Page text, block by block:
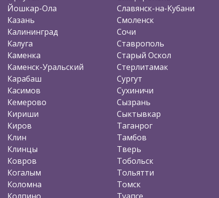
Йошкар-Ола
Казань
Калининград
Калуга
Каменка
Каменск-Уральский
Карабаш
Касимов
Кемерово
Кириши
Киров
Клин
Клинцы
Ковров
Когалым
Коломна
Колпино
Славянск-на-Кубани
Смоленск
Сочи
Ставрополь
Старый Оскол
Стерлитамак
Сургут
Сухиничи
Сызрань
Сыктывкар
Таганрог
Тамбов
Тверь
Тобольск
Тольятти
Томск
Туапсе